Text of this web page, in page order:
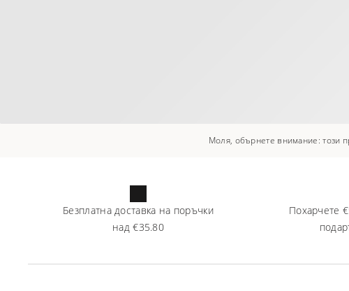
Моля, обърнете внимание: този
Безплатна доставка на поръчки
над €35.80
Похарчете